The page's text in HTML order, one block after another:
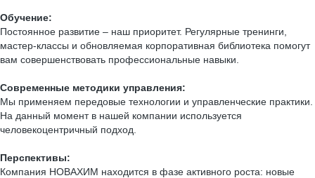
Обучение:
Постоянное развитие – наш приоритет. Регулярные тренинги,
мастер-классы и обновляемая корпоративная библиотека помогут
вам совершенствовать профессиональные навыки.
Современные методики управления:
Мы применяем передовые технологии и управленческие практики.
На данный момент в нашей компании используется
человекоцентричный подход.
Перспективы:
Компания НОВАХИМ находится в фазе активного роста: новые